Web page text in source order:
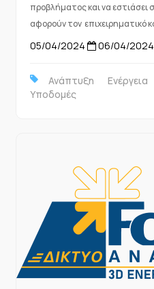
προβλήματος και να εστιάσει
αφορούν τον επιχειρηματικό
05/04/2024 06/04/2024
Ανάπτυξη Ενέργεια
Υποδομές